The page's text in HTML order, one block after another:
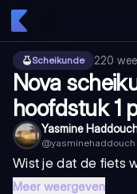
Scheikunde 220
Nova
hoofdstuk 1
Yasmine
@yasminehaddouch
Wist je dat de fiets
Meer weergeven